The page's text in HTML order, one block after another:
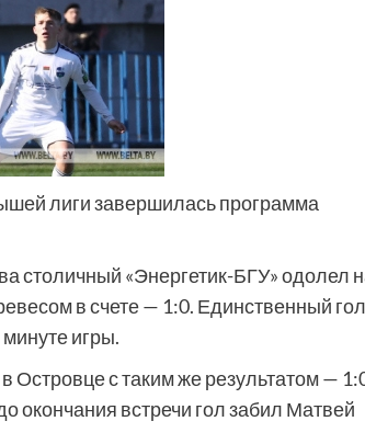
лиги завершилась программа
столичный «Энергетик-БГУ» одолел
в счете — 1:0. Единственный
игры.
Островце с таким же результатом —
окончания встречи гол забил Матвей